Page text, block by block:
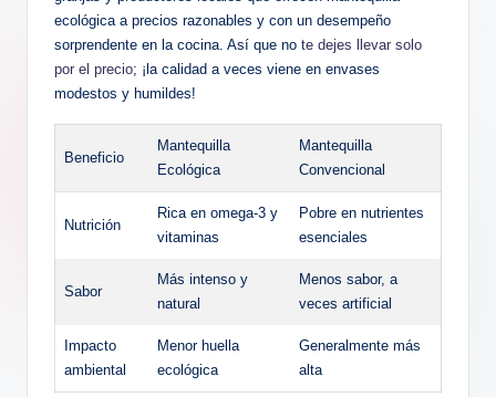
ecológica a precios razonables y con un desempeño
sorprendente en la cocina. Así que no te dejes llevar solo
por el precio; ¡la calidad a veces viene en envases
modestos y humildes!
Beneficio
Mantequilla
Ecológica
Mantequilla
Convencional
Nutrición
Rica en omega-3 y
vitaminas
Pobre en nutrientes
esenciales
Sabor
Más intenso y
natural
Menos sabor, a
veces artificial
Impacto
ambiental
Menor huella
ecológica
Generalmente más
alta